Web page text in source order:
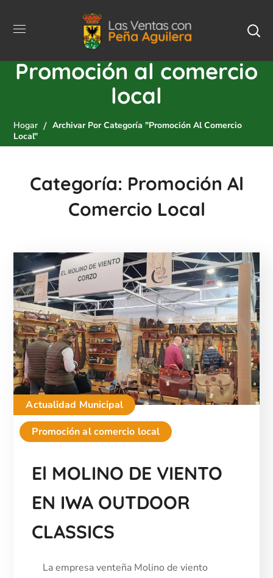
Promoción al comercio
local
Hogar
Archivar Por Categoría "Promoción Al Comercio
Local"
Categoría: Promoción Al
Comercio Local
Actualidad Municipal
Promoción al comercio local
El MOLINO DE VIENTO
EN IWA OUTDOOR
CLASSICS
La empresa venteña Molino de viento